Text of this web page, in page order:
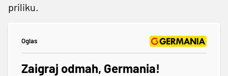
priliku.
Oglas
Zaigraj odmah, Germania!